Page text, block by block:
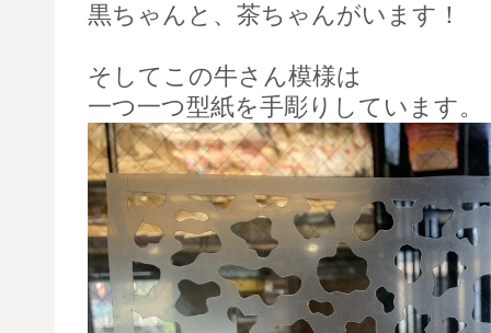
黒ちゃんと、茶ちゃんがいます！
そしてこの牛さん模様は
一つ一つ型紙を手彫りしています。